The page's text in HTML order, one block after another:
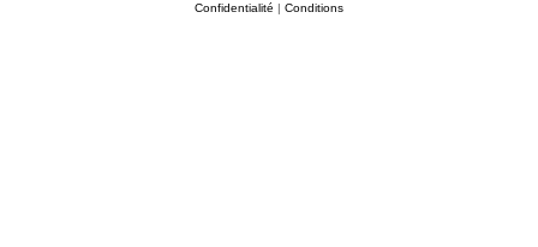
Confidentialité | Conditions